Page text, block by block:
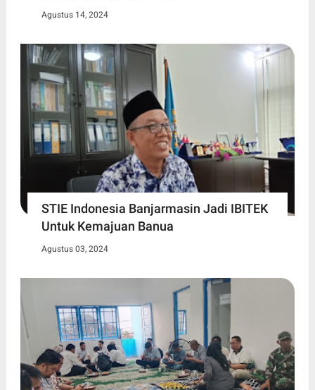
Agustus 14, 2024
STIE Indonesia Banjarmasin Jadi IBITEK
Untuk Kemajuan Banua
Agustus 03, 2024